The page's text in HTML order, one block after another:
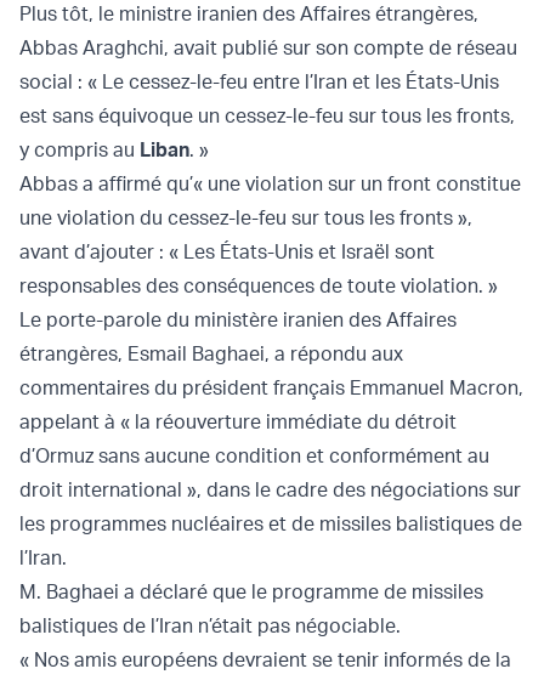
Plus tôt, le ministre iranien des Affaires étrangères,
Abbas Araghchi, avait publié sur son compte de réseau
social : « Le cessez-le-feu entre l’Iran et les États-Unis
est sans équivoque un cessez-le-feu sur tous les fronts,
y compris au Liban. »
Abbas a affirmé qu’« une violation sur un front constitue
une violation du cessez-le-feu sur tous les fronts »,
avant d’ajouter : « Les États-Unis et Israël sont
responsables des conséquences de toute violation. »
Le porte-parole du ministère iranien des Affaires
étrangères, Esmail Baghaei, a répondu aux
commentaires du président français Emmanuel Macron,
appelant à « la réouverture immédiate du détroit
d’Ormuz sans aucune condition et conformément au
droit international », dans le cadre des négociations sur
les programmes nucléaires et de missiles balistiques de
l’Iran.
M. Baghaei a déclaré que le programme de missiles
balistiques de l’Iran n’était pas négociable.
« Nos amis européens devraient se tenir informés de la